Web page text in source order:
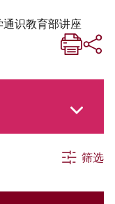
识教育部讲座
筛选